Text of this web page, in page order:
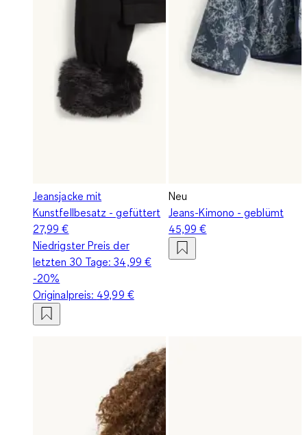
Jeansjacke mit
Kunstfellbesatz - gefüttert
27,99 €
Niedrigster Preis der
letzten 30 Tage:34,99 €
-20%
Originalpreis: 49,99 €
Neu
Jeans-Kimono - geblümt
45,99 €